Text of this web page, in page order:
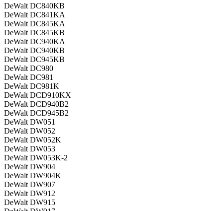
DeWalt DC840KB
DeWalt DC841KA
DeWalt DC845KA
DeWalt DC845KB
DeWalt DC940KA
DeWalt DC940KB
DeWalt DC945KB
DeWalt DC980
DeWalt DC981
DeWalt DC981K
DeWalt DCD910KX
DeWalt DCD940B2
DeWalt DCD945B2
DeWalt DW051
DeWalt DW052
DeWalt DW052K
DeWalt DW053
DeWalt DW053K-2
DeWalt DW904
DeWalt DW904K
DeWalt DW907
DeWalt DW912
DeWalt DW915